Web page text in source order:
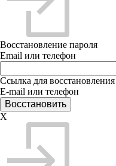
Восстановление пароля
Email или телефон
Ссылка для
E-mail или телефон
X